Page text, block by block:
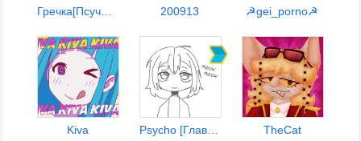
200913 ☭gei_porno☭
Kiva TheCat